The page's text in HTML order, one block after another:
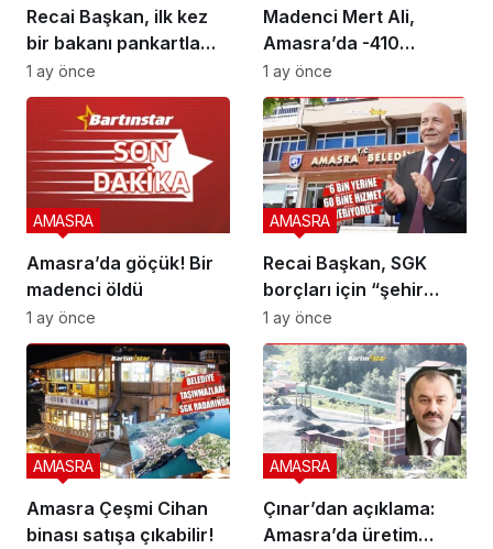
Recai Başkan, ilk kez
bir bakanı pankartla
karşıladı
1 ay önce
Madenci Mert Ali,
Amasra’da -410
kotunda can verdi
1 ay önce
Amasra’da göçük! Bir
madenci öldü
AMASRA
1 ay önce
Recai Başkan, SGK
borçları için “şehir
vergisi” önerdi
AMASRA
1 ay önce
Amasra Çeşmi Cihan
binası satışa çıkabilir!
AMASRA
Çınar’dan açıklama:
Amasra’da üretim
AMASRA